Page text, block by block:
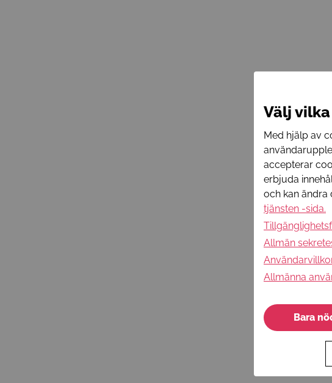
Välj
Med hjälp av
accepterar
erbjuda
och kan ändra
tjänsten -sida.
Allmän
Allmänna
Bara